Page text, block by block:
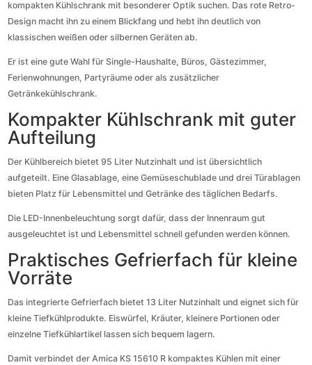
kompakten Kühlschrank mit besonderer Optik suchen. Das rote Retro-
Design macht ihn zu einem Blickfang und hebt ihn deutlich von
klassischen weißen oder silbernen Geräten ab.
Er ist eine gute Wahl für Single-Haushalte, Büros, Gästezimmer,
Ferienwohnungen, Partyräume oder als zusätzlicher
Getränkekühlschrank.
Kompakter Kühlschrank mit guter
Aufteilung
Der Kühlbereich bietet 95 Liter Nutzinhalt und ist übersichtlich
aufgeteilt. Eine Glasablage, eine Gemüseschublade und drei Türablagen
bieten Platz für Lebensmittel und Getränke des täglichen Bedarfs.
Die LED-Innenbeleuchtung sorgt dafür, dass der Innenraum gut
ausgeleuchtet ist und Lebensmittel schnell gefunden werden können.
Praktisches Gefrierfach für kleine
Vorräte
Das integrierte Gefrierfach bietet 13 Liter Nutzinhalt und eignet sich für
kleine Tiefkühlprodukte. Eiswürfel, Kräuter, kleinere Portionen oder
einzelne Tiefkühlartikel lassen sich bequem lagern.
Damit verbindet der Amica KS 15610 R kompaktes Kühlen mit einer